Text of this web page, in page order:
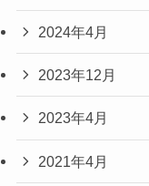
2024年4月
2023年12月
2023年4月
2021年4月